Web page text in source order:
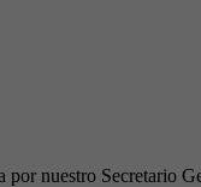
nuestro Secretario